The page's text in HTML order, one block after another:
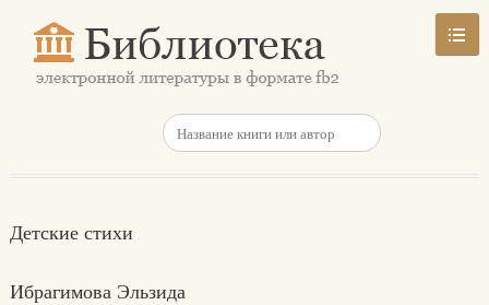
Детские стихи
Ибрагимова Эльзида